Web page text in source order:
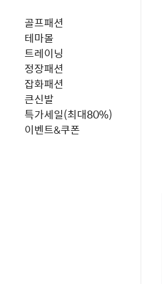
골프패션
테마몰
트레이닝
정장패션
잡화패션
큰신발
특가세일(최대80%)
이벤트&쿠폰